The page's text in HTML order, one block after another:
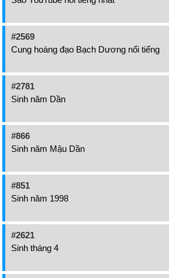
#2569
Cung hoàng đạo Bạch Dương nổi tiếng
#2781
Sinh năm Dần
#866
Sinh năm Mậu Dần
#851
Sinh năm 1998
#2621
Sinh tháng 4